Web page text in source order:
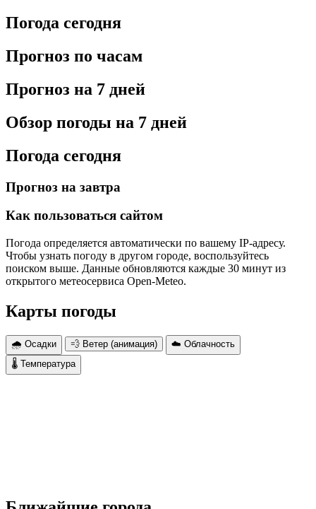
Погода сегодня
Прогноз по часам
Прогноз на 7 дней
Обзор погоды на 7 дней
Погода сегодня
Прогноз на завтра
Как пользоваться сайтом
Погода определяется автоматически по вашему IP-адресу.
Чтобы узнать погоду в другом городе, воспользуйтесь
поиском выше. Данные обновляются каждые 30 минут из
открытого метеосервиса Open-Meteo.
Карты погоды
🌧 Осадки 💨 Ветер (анимация)
☁️ Облачность
🌡 Температура